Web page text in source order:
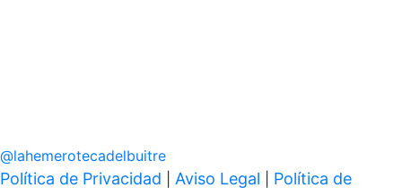
@lahemerotecadelbuitre
Política de Privacidad Aviso Legal Política de